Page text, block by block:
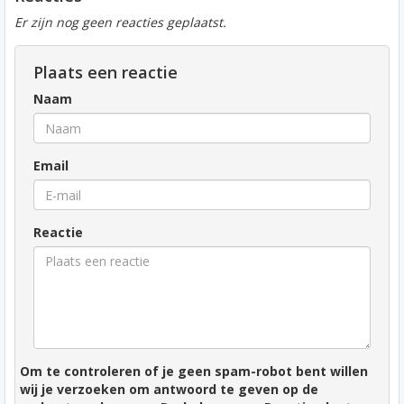
Er zijn nog geen reacties geplaatst.
Plaats een reactie
Naam
Email
Reactie
Om te controleren of je geen spam-robot bent willen
wij je verzoeken om antwoord te geven op de